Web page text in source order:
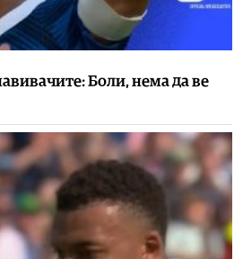
Боли, нема да ве